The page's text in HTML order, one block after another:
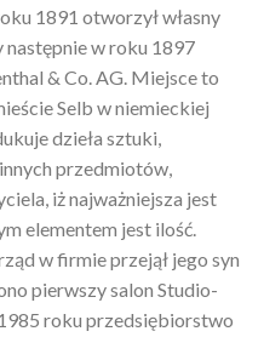
1891 otworzył własny
następnie w roku 1897
& Co. AG. Miejsce to
Selb w niemieckiej
dzieła sztuki,
przedmiotów,
iż najważniejsza jest
elementem jest ilość.
w firmie przejął jego syn
pierwszy salon Studio-
roku przedsiębiorstwo